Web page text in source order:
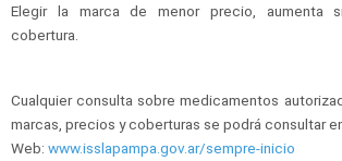
Elegir la marca de menor precio, aumenta
cobertura.
Cualquier consulta sobre medicamentos
marcas, precios y coberturas se podrá consultar
Web: www.isslapampa.gov.ar/sempre-inicio